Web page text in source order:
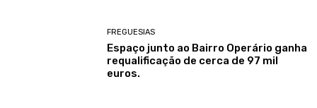
FREGUESIAS
Espaço junto ao Bairro Operário ganha
requalificação de cerca de 97 mil
euros.